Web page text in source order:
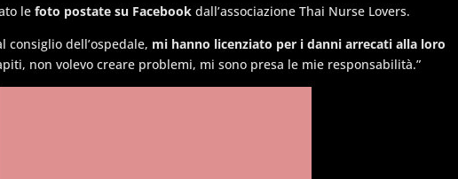
le foto postate su Facebookdall’associazione Thai Nurse Lovers.
consiglio dell’ospedale, mi hanno licenziato per i danni arrecati alla loro
non volevo creare problemi, mi sono presa le mie responsabilità.”